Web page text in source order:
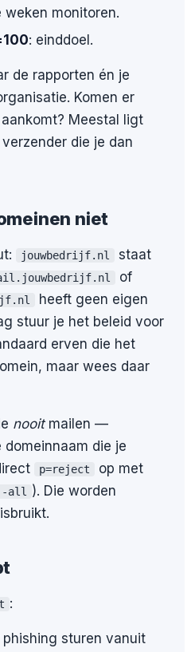
weken monitoren.
: einddoel.
de rapporten én je
Komen er
Meestal ligt
die je dan
niet
jouwbedrijf.nl
staat
of
heeft geen eigen
stuur je het beleid voor
erven die het
maar wees daar
nooitmailen —
domeinnaam die je
p=reject
op met
-all
). Die worden
:
phishing sturen vanuit